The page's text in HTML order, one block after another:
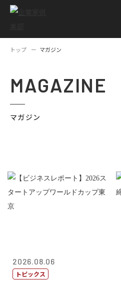
トップ マガジン
MAGAZINE
マガジン
2026.08.06
トピックス